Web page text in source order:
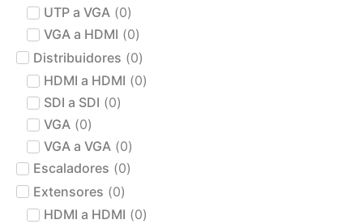
UTP a VGA (0)
VGA a HDMI (0)
Distribuidores (0)
HDMI a HDMI (0)
SDI a SDI (0)
VGA (0)
VGA a VGA (0)
Escaladores (0)
Extensores (0)
HDMI a HDMI (0)